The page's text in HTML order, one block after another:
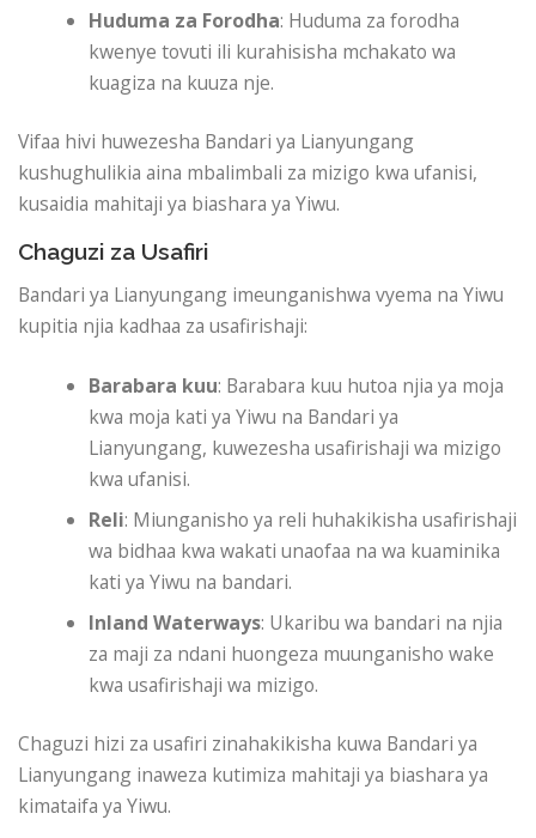
Huduma za Forodha: Huduma za forodha
kwenye tovuti ili kurahisisha mchakato wa
kuagiza na kuuza nje.
Vifaa hivi huwezesha Bandari ya Lianyungang
kushughulikia aina mbalimbali za mizigo kwa ufanisi,
kusaidia mahitaji ya biashara ya Yiwu.
Chaguzi za Usafiri
Bandari ya Lianyungang imeunganishwa vyema na Yiwu
kupitia njia kadhaa za usafirishaji:
Barabara kuu: Barabara kuu hutoa njia ya moja
kwa moja kati ya Yiwu na Bandari ya
Lianyungang, kuwezesha usafirishaji wa mizigo
kwa ufanisi.
Reli: Miunganisho ya reli huhakikisha usafirishaji
wa bidhaa kwa wakati unaofaa na wa kuaminika
kati ya Yiwu na bandari.
Inland Waterways: Ukaribu wa bandari na njia
za maji za ndani huongeza muunganisho wake
kwa usafirishaji wa mizigo.
Chaguzi hizi za usafiri zinahakikisha kuwa Bandari ya
Lianyungang inaweza kutimiza mahitaji ya biashara ya
kimataifa ya Yiwu.